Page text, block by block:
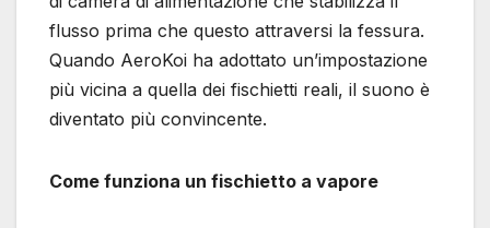
flusso prima che questo attraversi la fessura.
Quando AeroKoi ha adottato un’impostazione
più vicina a quella dei fischietti reali, il suono è
diventato più convincente.
Come funziona un fischietto a vapore